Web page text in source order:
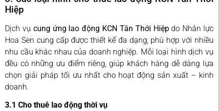
Hiệp
Dịch vụ cung ứng lao động KCN Tân Thới Hiệpdo Nhân lực
Hoa Sen cung cấp được thiết kế đa dạng, phù hợp với nhiều
nhu cầu khác nhau của doanh nghiệp. Mỗi loại hình dịch vụ
đều có những ưu điểm riêng, giúp khách hàng dễ dàng lựa
chọn giải pháp tối ưu nhất cho hoạt động sản xuất – kinh
doanh.
3.1 Cho thuê lao động thời vụ